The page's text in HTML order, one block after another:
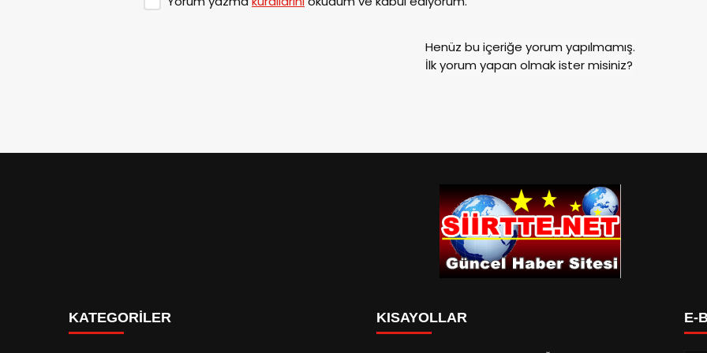
Henüz bu içeriğe yorum yapılmamış.
İlk yorum yapan olmak ister misiniz?
KATEGORİLER KISAYOLLAR E-